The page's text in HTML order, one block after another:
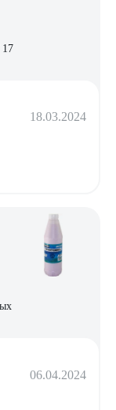
17
18.03.2024
06.04.2024